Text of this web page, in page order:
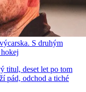
S druhým
titul, deset let po tom
pád, odchod a tiché